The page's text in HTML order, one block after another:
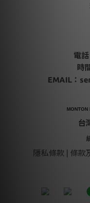
電
時
EMAIL：
MONTON
台
隱私條款 | 條款